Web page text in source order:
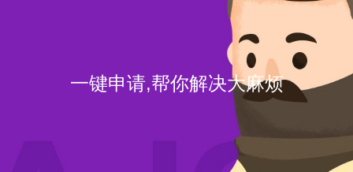
一键申请,帮你解决大麻烦